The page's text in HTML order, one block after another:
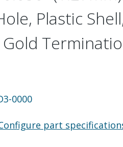
Plastic
0000
part